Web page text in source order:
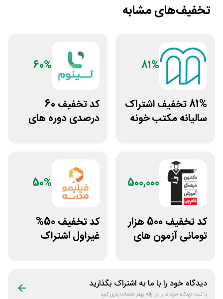
تخفیف‌های مشابه
81%
81% تخفیف اشتراک
سالیانه مکتب خونه
60%
کد تخفیف 60
درصدی دوره های
500,000
کد تخفیف 500 هزار
تومانی آزمون های
50%
کد تخفیف 50%
غیراول اشتراک
دیدگاه خود را با ما به اشتراک بگذارید
با ثبت دیدگاه خود ما را در ارائه بهتر خدمات یاری کنید